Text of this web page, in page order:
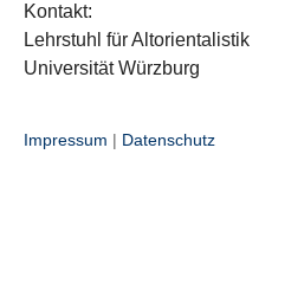
Kontakt:
Lehrstuhl für Altorientalistik
Universität Würzburg
Impressum | Datenschutz